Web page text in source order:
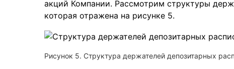
акций Компании. Рассмотрим структуры
которая отражена на рисунке 5.
Рисунок 5. Структура держателей депозитарных